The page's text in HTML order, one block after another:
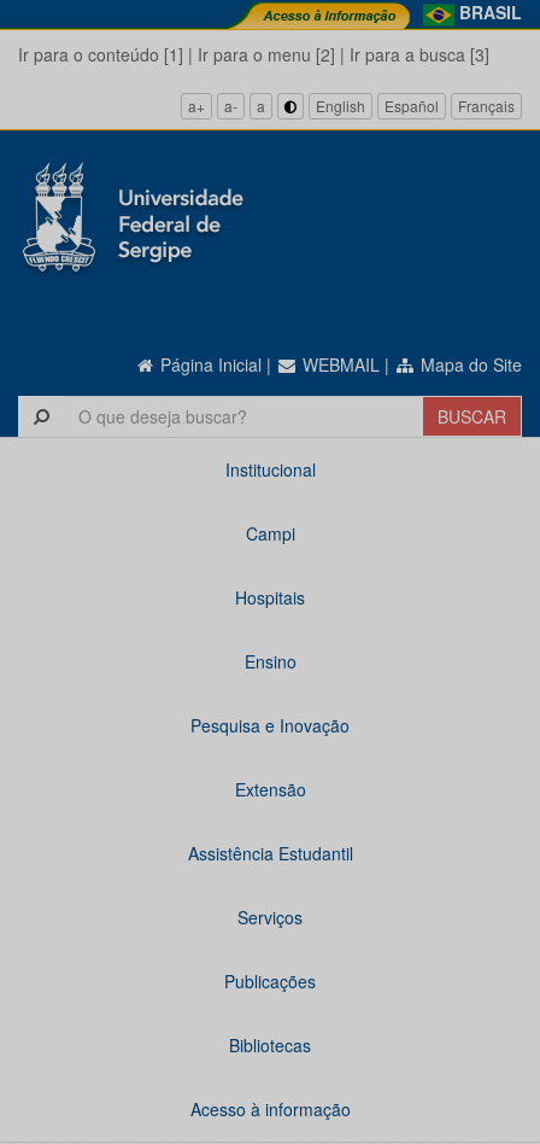
BRASIL
Ir para o conteúdo [1] | Ir para o menu [2] | Ir para a busca [3]
a+ a- a English Español Français
Página Inicial | WEBMAIL | Mapa do Site
Institucional
Campi
Hospitais
Ensino
Pesquisa e Inovação
Extensão
Assistência Estudantil
Serviços
Publicações
Bibliotecas
Acesso à informação